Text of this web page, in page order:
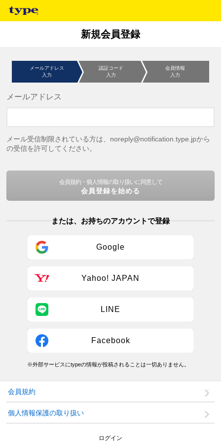
新規会員登録
メールアドレス
入力
認証コード
入力
会員情報
入力
メールアドレス
メール受信制限されている方は、noreply@notification.type.jpから
の受信を許可してください。
会員規約・個人情報の取り扱いに同意して
会員登録を始める
または、お持ちのアカウントで登録
Google
Yahoo! JAPAN
LINE
Facebook
※外部サービスにtypeの情報が投稿されることは一切ありません。
会員規約
個人情報保護の取り扱い
ログイン